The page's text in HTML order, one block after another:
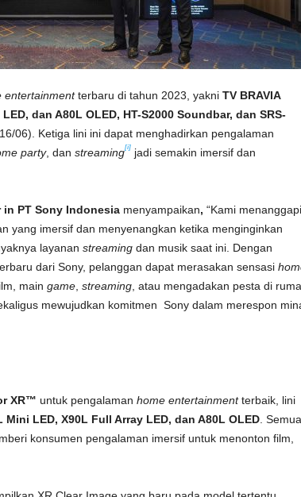
entertainmentterbaru di tahun 2023, yakni TV BRAVIA
dan A80L OLED, HT-S2000 Soundbar, dan SRS-
06). Ketiga lini ini dapat menghadirkan pengalaman
party, dan streaming[i]
jadi semakin imersif dan
PT Sony Indonesiamenyampaikan, “Kami menanggapi
yang imersif dan menyenangkan ketika menginginkan
layanan streamingdan musik saat ini. Dengan
dari Sony, pelanggan dapat merasakan sensasi
main game, streaming, atau mengadakan pesta di
mewujudkan komitmen Sony dalam merespon
XR™ untuk pengalaman home entertainmentterbaik, lini
Mini LED, X90L Full Array LED, dan A80L OLED. Semua
konsumen pengalaman imersif untuk menonton film,